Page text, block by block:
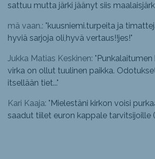
sattuu mutta järki jäänyt siis maalaisjärki
mä vaan.: "kuusniemi.turpeita ja
hyviä sarjoja oli,hyvä vertaus!!jes!"
Jukka Matias Keskinen: "
virka on ollut tuulinen paikka.
itsellään tiet..."
Kari Kaaja: " Mielestäni kirkon voisi
saadut tiilet euron kappale tarvitsijoille